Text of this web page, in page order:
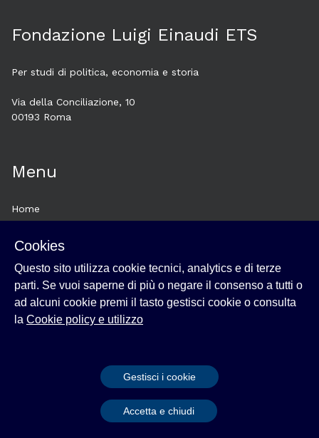
Fondazione Luigi Einaudi ETS
Per studi di politica, economia e storia
Via della Conciliazione, 10
00193 Roma
Menu
Home
Esplora
News
Cookie policy e utilizzo
Cookies
Questo sito utilizza cookie tecnici, analytics e di terze
parti. Se vuoi saperne di più o negare il consenso a tutti o
ad alcuni cookie premi il tasto gestisci cookie o consulta
la Cookie policy e utilizzo
Gestisci i cookie
Accetta e chiudi